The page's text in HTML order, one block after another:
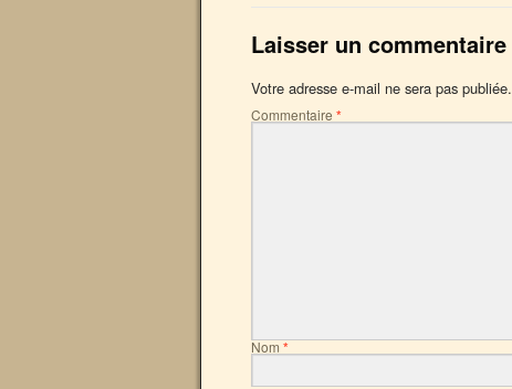
Laisser un commentaire
Votre adresse e-mail ne sera pas publiée.
Commentaire *
Nom*